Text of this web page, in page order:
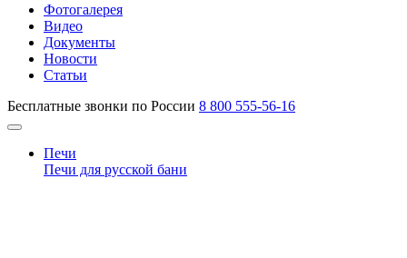
Фотогалерея
Видео
Документы
Новости
Статьи
Бесплатные звонки по России 8 800 555-56-16
Печи
Печи для русской бани